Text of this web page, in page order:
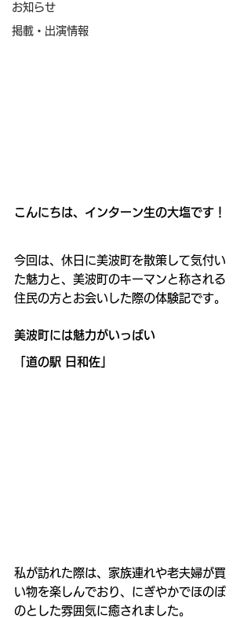
お知らせ
掲載・出演情報
こんにちは、インターン生の大塩です！
今回は、休日に美波町を散策して気付い
た魅力と、美波町のキーマンと称される
住民の方とお会いした際の体験記です。
美波町には魅力がいっぱい
「道の駅 日和佐」
私が訪れた際は、家族連れや老夫婦が買
い物を楽しんでおり、にぎやかでほのぼ
のとした雰囲気に癒されました。